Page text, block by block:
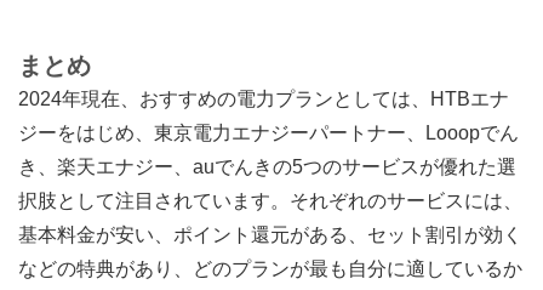
まとめ
2024年現在、おすすめの電力プランとしては、HTBエナ
ジーをはじめ、東京電力エナジーパートナー、Looopでん
き、楽天エナジー、auでんきの5つのサービスが優れた選
択肢として注目されています。それぞれのサービスには、
基本料金が安い、ポイント還元がある、セット割引が効く
などの特典があり、どのプランが最も自分に適しているか